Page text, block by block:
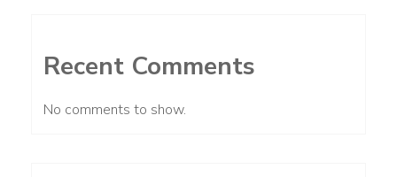
Recent Comments
No comments to show.